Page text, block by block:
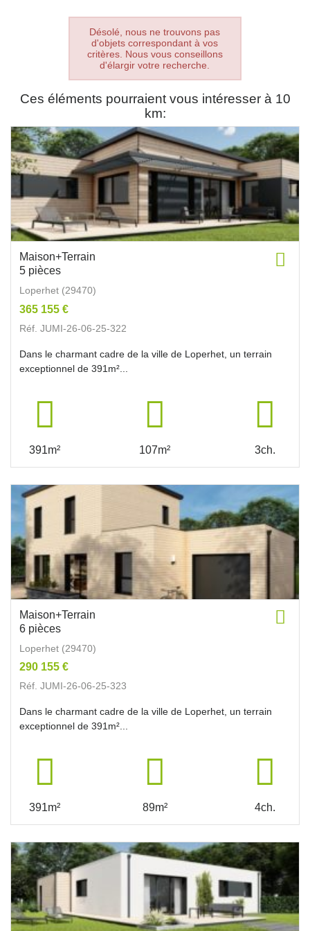
Désolé, nous ne trouvons pas
d'objets correspondant à vos
critères. Nous vous conseillons
d'élargir votre recherche.
Ces éléments pourraient vous intéresser à 10
km:
Maison+Terrain
5 pièces
Loperhet (29470)
365 155 €
Réf. JUMI-26-06-25-322
Dans le charmant cadre de la ville de Loperhet, un terrain
exceptionnel de 391m²...
391m² 107m² 3ch.
Maison+Terrain
6 pièces
Loperhet (29470)
290 155 €
Réf. JUMI-26-06-25-323
Dans le charmant cadre de la ville de Loperhet, un terrain
exceptionnel de 391m²...
391m² 89m² 4ch.